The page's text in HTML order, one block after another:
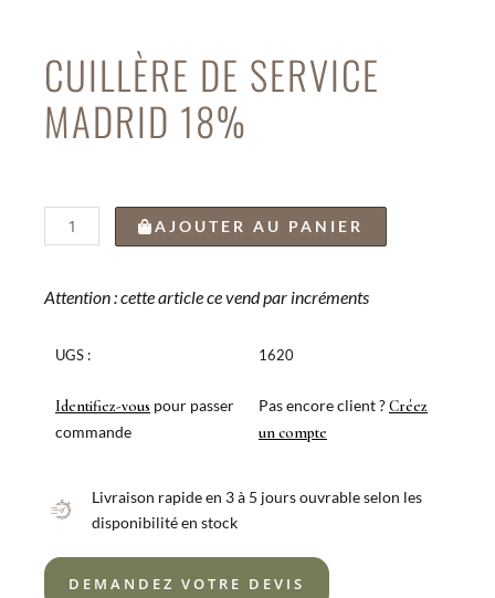
CUILLÈRE DE SERVICE
MADRID 18%
quantité
de
DE
MADRID
AJOUTER AU PANIER
Attention : cette article ce vend par incréments
UGS :
Identifiez-vous pour passer
commande
1620
Pas encore client ?Créez
un compte
Livraison rapide en 3 à 5 jours ouvrable selon les
disponibilité en stock
DEMANDEZ VOTRE DEVIS